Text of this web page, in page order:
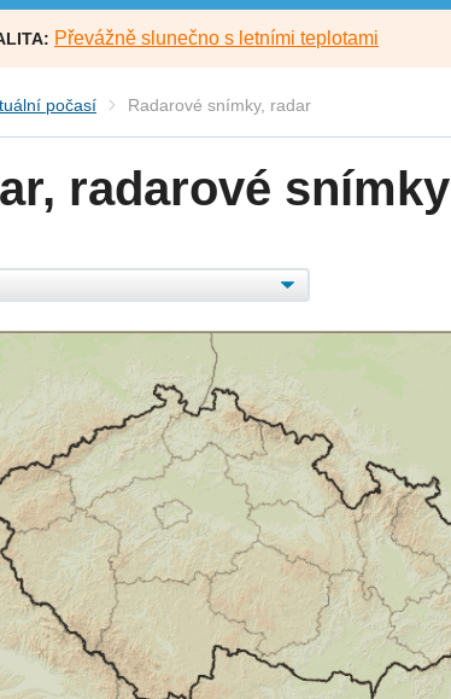
Převážně slunečno s letními teplotami
počasí Radarové snímky, radar
radarové snímky